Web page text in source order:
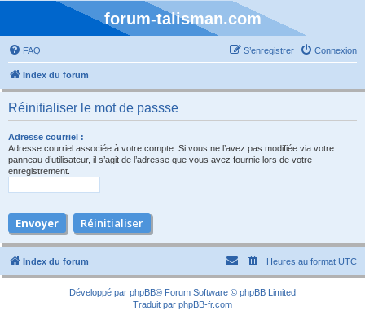
forum-talisman.com
FAQ Connexion
S’enregistrer
Index du forum
Réinitialiser le mot de passse
Adresse courriel :
Adresse courriel associée à votre compte. Si vous ne l’avez pas modifiée via votre
panneau d’utilisateur, il s’agit de l’adresse que vous avez fournie lors de votre
enregistrement.
Index du forum Heures au format UTC
Développé par phpBB® Forum Software © phpBB Limited
Traduit par phpBB-fr.com